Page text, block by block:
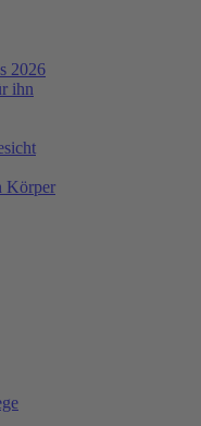
2026
ihn
Körper